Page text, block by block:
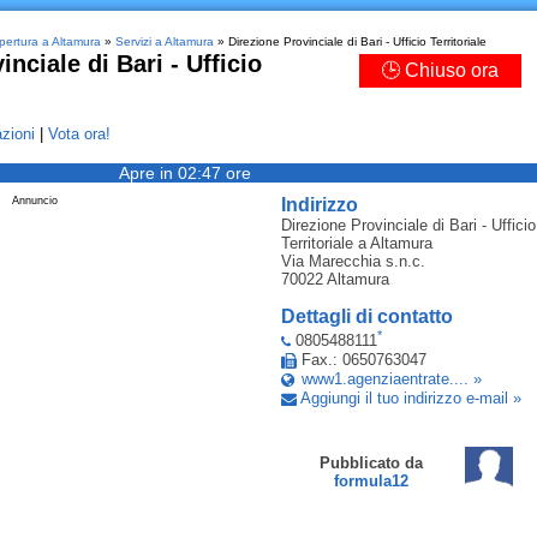
a Altamura » Servizi a Altamura » Direzione Provinciale di Bari - Ufficio Territoriale
di Bari - Ufficio
🕒 Chiuso ora
Vota ora!
Apre in 02:47 ore
Indirizzo
Direzione Provinciale di Bari - Ufficio
Territorialea Altamura
Via Marecchia s.n.c.
70022 Altamura
Dettagli di contatto
0805488111*
Fax.: 0650763047
www1.agenziaentrate.... »
Aggiungi il tuo indirizzo e-mail »
Pubblicato da
formula12
Annuncio